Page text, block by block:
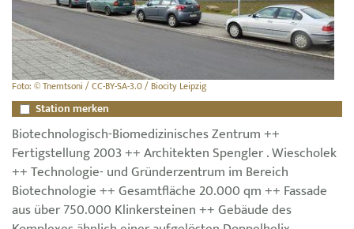
Foto: © Tnemtsoni / CC-BY-SA-3.0 / Biocity Leipzig
Station merken
Biotechnologisch-Biomedizinisches Zentrum ++
Fertigstellung 2003 ++ Architekten Spengler . Wiescholek
++ Technologie- und Gründerzentrum im Bereich
Biotechnologie ++ Gesamtfläche 20.000 qm ++ Fassade
aus über 750.000 Klinkersteinen ++ Gebäude des